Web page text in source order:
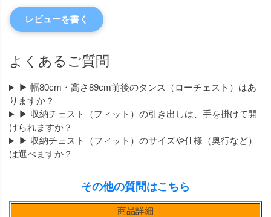
レビューを書く
よくあるご質問
▶ 幅80cm・高さ89cm前後のタンス（ローチェスト）はあ
りますか？
▶ 収納チェスト（フィット）の引き出しは、手を掛けて開
けられますか？
▶ 収納チェスト（フィット）のサイズや仕様（奥行など）
は選べますか？
その他の質問はこちら
商品詳細